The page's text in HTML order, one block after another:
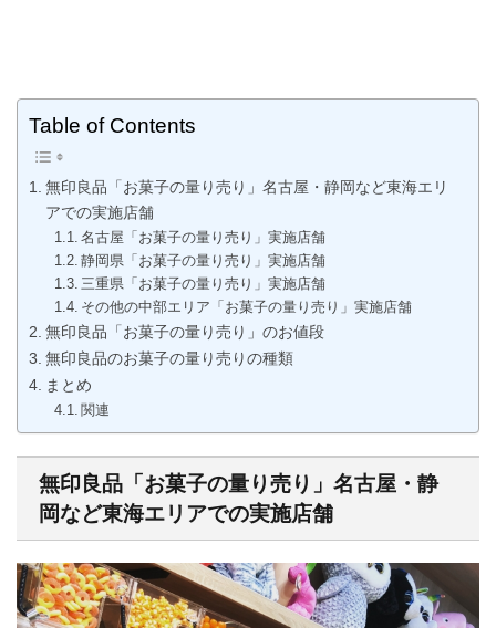
Table of Contents
無印良品「お菓子の量り売り」名古屋・静岡など東海エリ
アでの実施店舗
名古屋「お菓子の量り売り」実施店舗
静岡県「お菓子の量り売り」実施店舗
三重県「お菓子の量り売り」実施店舗
その他の中部エリア「お菓子の量り売り」実施店舗
無印良品「お菓子の量り売り」のお値段
無印良品のお菓子の量り売りの種類
まとめ
関連
無印良品「お菓子の量り売り」名古屋・静
岡など東海エリアでの実施店舗